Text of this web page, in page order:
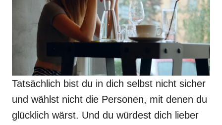
Tatsächlich bist du in dich selbst nicht sicher
und wählst nicht die Personen, mit denen du
glücklich wärst. Und du würdest dich lieber